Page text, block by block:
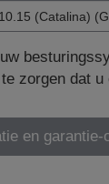
zorgen dat
en garantie-